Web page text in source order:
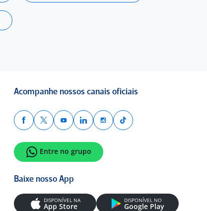
Acompanhe nossos canais oficiais
Entre no grupo
Baixe nosso App
DISPONÍVEL NA
App Store
DISPONÍVEL NO
Google Play